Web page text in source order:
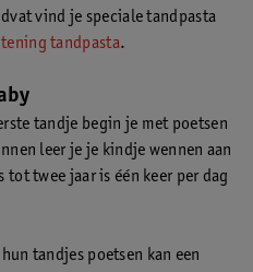
vind je speciale tandpasta
tandpasta.
tandje begin je met poetsen
leer je je kindje wennen aan
twee jaar is één keer per dag
tandjes poetsen kan een